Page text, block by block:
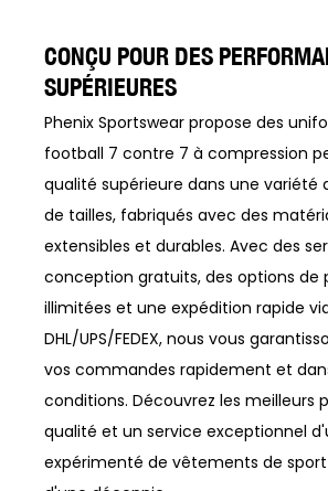
CONÇU POUR DES
SUPÉRIEURES
Phenix Sportswear propose des
football 7 contre 7 à compression
qualité supérieure dans une variété
de tailles, fabriqués avec des
extensibles et durables. Avec des
conception gratuits, des options de
illimitées et une expédition rapide
DHL/UPS/FEDEX, nous vous
vos commandes rapidement et
conditions. Découvrez les meilleurs
qualité et un service exceptionnel
expérimenté de vêtements de sport